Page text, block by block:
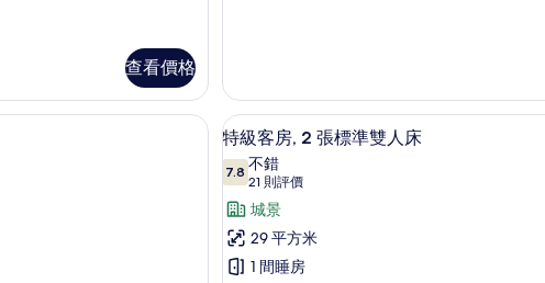
查看價格
的
相
片
(High
Floor)
詳
情
標準客房 | 房內夾萬、遮光窗簾/窗簾、隔音、熨斗/熨衫板
載
入
所
有
特
級
房內夾萬、遮
5
特級客房, 2 張標準雙人床
7.87.8 分，滿分 10 分
不錯
21 則評價
(21
則
評
價)
城景
29 平方米
1 間睡房